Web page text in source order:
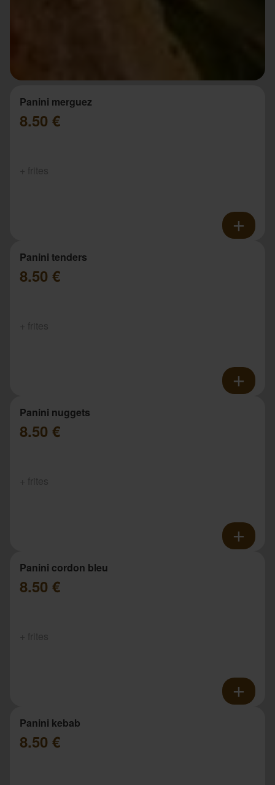
Panini merguez
8.50 €
Panini tenders
8.50 €
Panini nuggets
8.50 €
Panini cordon bleu
8.50 €
Panini kebab
8.50 €